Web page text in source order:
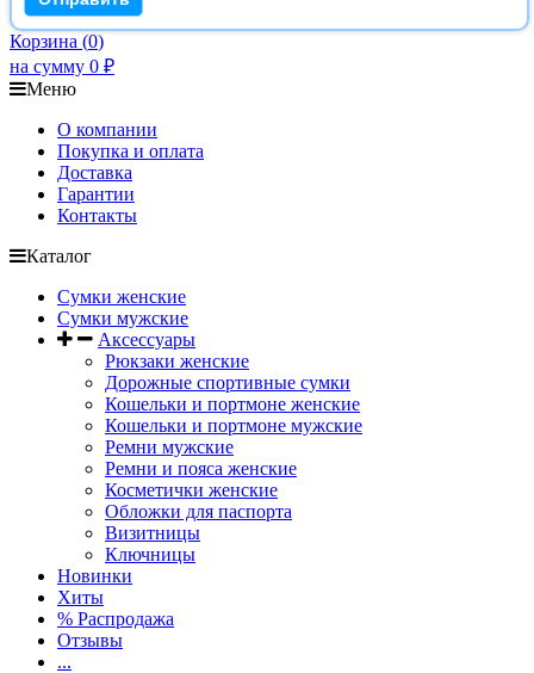
Корзина (0)
на сумму 0 ₽
Меню
О компании
Покупка и оплата
Доставка
Гарантии
Контакты
Каталог
Сумки женские
Сумки мужские
Аксессуары
Рюкзаки женские
Дорожные спортивные сумки
Кошельки и портмоне женские
Кошельки и портмоне мужские
Ремни мужские
Ремни и пояса женские
Косметички женские
Обложки для паспорта
Визитницы
Ключницы
Новинки
Хиты
% Распродажа
Отзывы
...